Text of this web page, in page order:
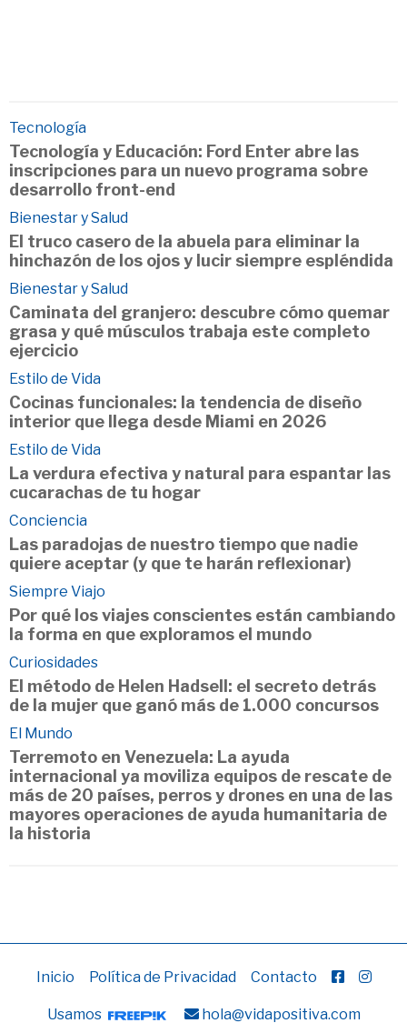
Tecnología
Tecnología y Educación: Ford Enter abre las
inscripciones para un nuevo programa sobre
desarrollo front-end
Bienestar y Salud
El truco casero de la abuela para eliminar la
hinchazón de los ojos y lucir siempre espléndida
Bienestar y Salud
Caminata del granjero: descubre cómo quemar
grasa y qué músculos trabaja este completo
ejercicio
Estilo de Vida
Cocinas funcionales: la tendencia de diseño
interior que llega desde Miami en 2026
Estilo de Vida
La verdura efectiva y natural para espantar las
cucarachas de tu hogar
Conciencia
Las paradojas de nuestro tiempo que nadie
quiere aceptar (y que te harán reflexionar)
Siempre Viajo
Por qué los viajes conscientes están cambiando
la forma en que exploramos el mundo
Curiosidades
El método de Helen Hadsell: el secreto detrás
de la mujer que ganó más de 1.000 concursos
El Mundo
Terremoto en Venezuela: La ayuda
internacional ya moviliza equipos de rescate de
más de 20 países, perros y drones en una de las
mayores operaciones de ayuda humanitaria de
la historia
Inicio Política de Privacidad Contacto
Usamos hola@vidapositiva.com